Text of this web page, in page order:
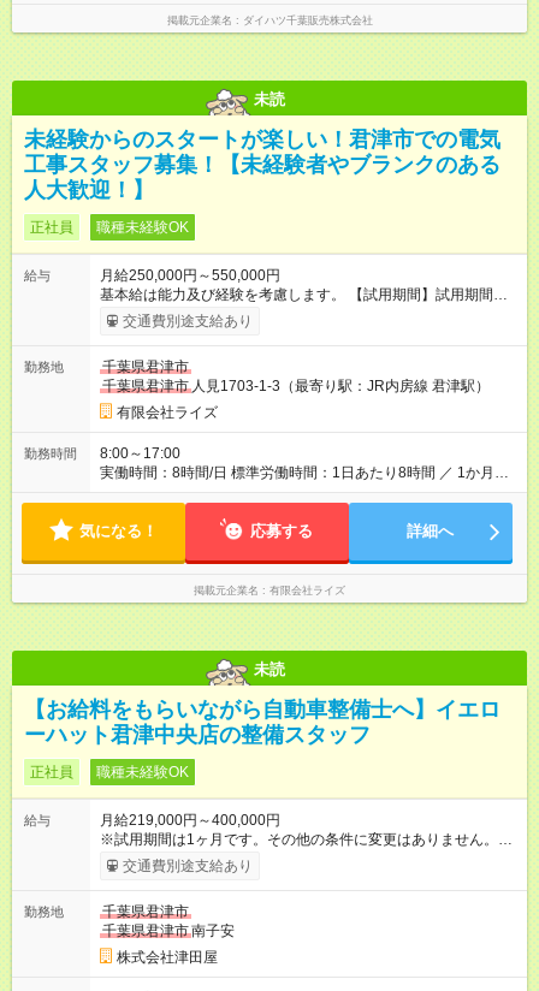
掲載元企業名 ダイハツ千葉販売株式会社
未読
未経験からのスタートが楽しい！君津市での電気
工事スタッフ募集！【未経験者やブランクのある
人大歓迎！】
正社員 職種未経験OK
給与
月給250,000円～550,000円
基本給は能力及び経験を考慮します。 【試用期間】試用期間あ
り 試用期間の長さ：1ヶ月 雇用形態、給与は本採用時と同じで
す。
交通費別途支給あり
勤務地
千葉県君津市
千葉県君津市 人見1703-1-3（最寄り駅：JR内房線 君津駅）
有限会社ライズ
勤務時間
8:00～17:00
実働時間：8時間/日 標準労働時間：1日あたり8時間 ／ 1か月あ
たり160時間 休みは土曜日、日曜日、祝日、夏季、年末年始
気になる！ 応募する 詳細へ
掲載元企業名 有限会社ライズ
未読
【お給料をもらいながら自動車整備士へ】イエロ
ーハット君津中央店の整備スタッフ
正社員 職種未経験OK
給与
月給219,000円～400,000円
※試用期間は1ヶ月です。その他の条件に変更はありません。
【試用期間】試用期間あり 試用期間の長さ：1ヶ月 雇用形態、
給与は本採用時と同じです。
交通費別途支給あり
勤務地
千葉県君津市
千葉県君津市南子安
株式会社津田屋